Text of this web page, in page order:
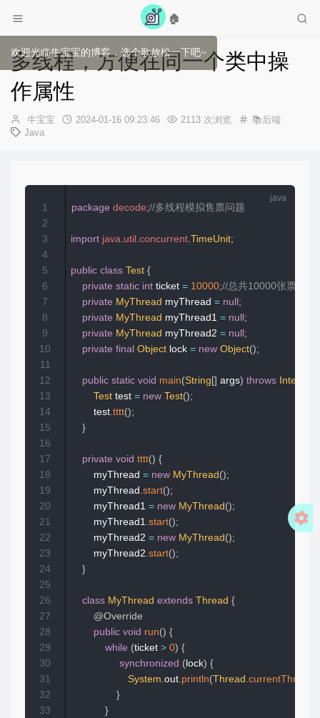
🏠
多线程，方便在同一个类中操
作属性
作
者：
牛宝宝
发
2024-01-16 09:23:46 2113 次浏览
📚后端
Java
package decode;//多线程模拟售票问题
import java util concurrent TimeUnit;
public class Test {
private static int ticket = 10000;//总共10000张票
private MyThread myThread = null;
private MyThread myThread1 = null;
private MyThread myThread2 = null;
private final Object lock = new Object();
public static void main(String[] args) throws
Test test = new Test();
        test
tttt();
}
private void tttt() {
        myThread
= new MyThread();
        myThread
start();
        myThread1
= new MyThread();
        myThread1
start();
        myThread2
= new MyThread();
        myThread2
start();
}
class MyThread extends Thread {
@Override
public void run() {
while (ticket > 0) {
synchronized (lock) {
System out println(Thread currentThread
}
}
1
2
3
4
5
6
7
8
9
10
11
12
13
14
15
16
17
18
19
20
21
22
23
24
25
26
27
28
29
30
31
32
33
欢迎光临牛宝宝的博客，选个歌放松一下吧~